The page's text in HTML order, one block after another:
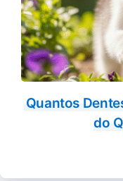
Quantos
do